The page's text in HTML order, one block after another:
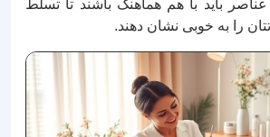
باید با هم هماهنگ باشند تا تسلط
را به خوبی نشان دهند.